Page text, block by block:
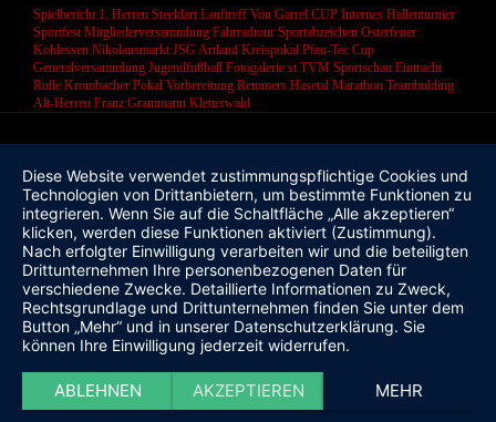
Spielbericht 1. Herren Steeldart Lauftreff Von Garrel CUP Internes Hallenturnier
Sportfest Mitgliederversammlung Fahrradtour Sportabzeichen Osterfeuer
Kohlessen Nikolausmarkt JSG Artland Kreispokal Pfau-Tec Cup
Generalversammlung Jugendfußball Fotogalerie st TVM Sportschau Eintracht
Rulle Krombacher Pokal Vorbereitung Remmers Hasetal Marathon Teambulding
Alt-Herren Franz Grammann Kletterwald
Diese Website verwendet zustimmungspflichtige Cookies und
Technologien von Drittanbietern, um bestimmte Funktionen zu
integrieren. Wenn Sie auf die Schaltfläche „Alle akzeptieren“
klicken, werden diese Funktionen aktiviert (Zustimmung).
Nach erfolgter Einwilligung verarbeiten wir und die beteiligten
Drittunternehmen Ihre personenbezogenen Daten für
verschiedene Zwecke. Detaillierte Informationen zu Zweck,
Rechtsgrundlage und Drittunternehmen finden Sie unter dem
Button „Mehr“ und in unserer Datenschutzerklärung. Sie
können Ihre Einwilligung jederzeit widerrufen.
ABLEHNEN AKZEPTIEREN MEHR